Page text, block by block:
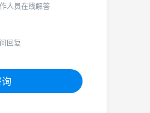
人员在线解答
回复